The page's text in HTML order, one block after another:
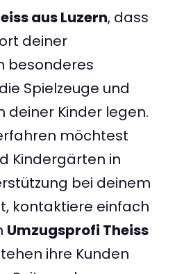
aus Luzern, dass
deiner
besonderes
Spielzeuge und
deiner Kinder legen.
möchtest
Kindergärten in
bei deinem
kontaktiere einfach
Umzugsprofi Theiss
ihre Kunden